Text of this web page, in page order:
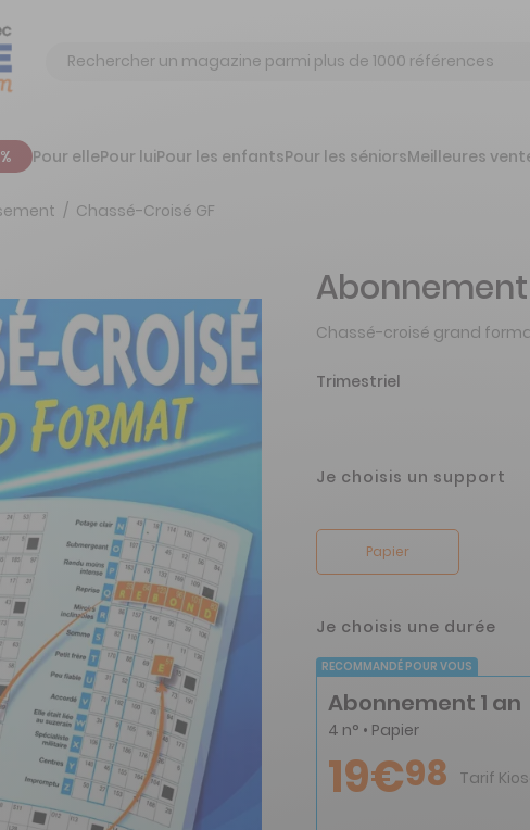
Chercher
Pour ellePour luiPour les enfantsPour les séniorsMeilleures
Chassé-Croisé GF
Chassé-croisé grand
Trimestriel
Je choisis un support
Papier
Je choisis une durée
RECOMMANDÉ POUR VOUS
Abonnement 1 an
4 n° • Papier
19€98 Tarif